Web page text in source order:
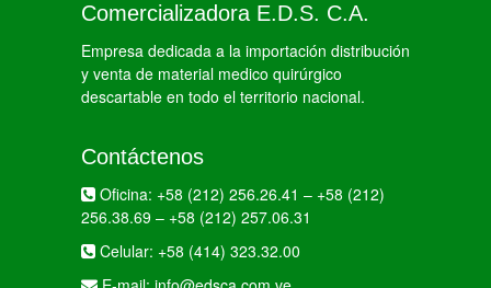
Comercializadora E.D.S. C.A.
Empresa dedicada a la importación distribución
y venta de material medico quirúrgico
descartable en todo el territorio nacional.
Contáctenos
Oficina: +58 (212) 256.26.41 – +58 (212)
256.38.69 – +58 (212) 257.06.31
Celular: +58 (414) 323.32.00